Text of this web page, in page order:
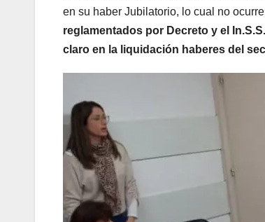
en su haber Jubilatorio, lo cual no
reglamentados por Decreto y el
claro en la liquidación haberes del